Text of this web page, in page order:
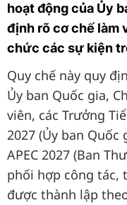
hoạt động của Ủy
định rõ cơ chế làm
chức các sự kiện
Quy chế này quy
Ủy ban Quốc gia,
viên, các Trưởng
2027 (Ủy ban Quốc
APEC 2027 (Ban
phối hợp công tác,
được thành lập